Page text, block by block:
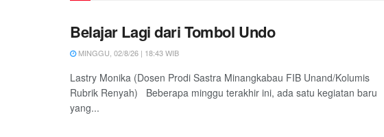
Belajar Lagi dari Tombol Undo
MINGGU, 02/8/26 | 18:43 WIB
Lastry Monika (Dosen Prodi Sastra Minangkabau FIB Unand/Kolumis
Rubrik Renyah) Beberapa minggu terakhir ini, ada satu kegiatan baru
yang...